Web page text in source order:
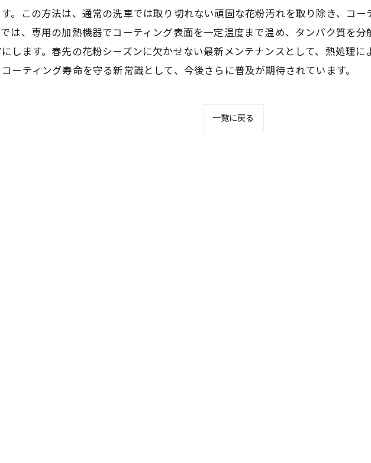
。この方法は、通常の洗車では取り切れない頑固な花粉汚れを取り除き、コ
は、専用の加熱機器でコーティング表面を一定温度まで温め、タンパク質を分
します。春先の花粉シーズンに欠かせない最新メンテナンスとして、熱処理
ーティング寿命を守る新常識として、今後さらに普及が期待されています。
一覧に戻る